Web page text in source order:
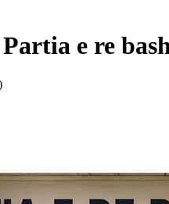
e re